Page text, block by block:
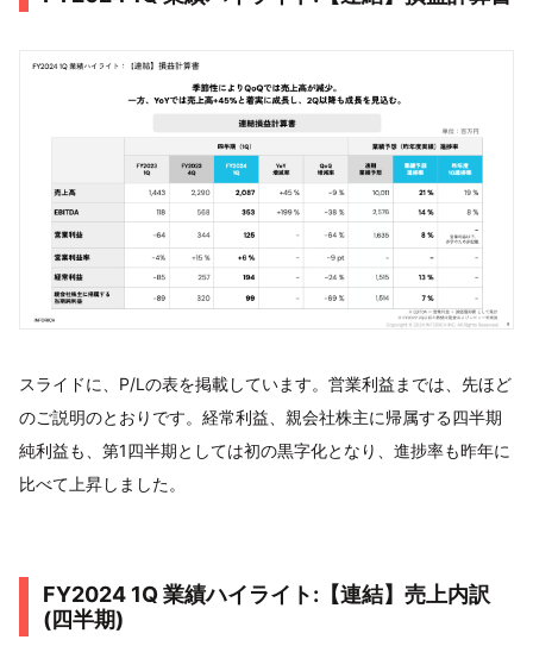
スライドに、P/Lの表を掲載しています。営業利益までは、先ほど
のご説明のとおりです。経常利益、親会社株主に帰属する四半期
純利益も、第1四半期としては初の黒字化となり、進捗率も昨年に
比べて上昇しました。
FY2024 1Q 業績ハイライト:【連結】売上内訳
(四半期)